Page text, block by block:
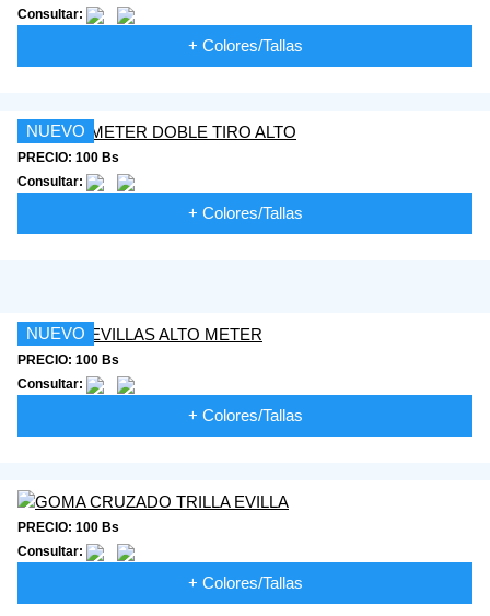
Consultar:
+ Colores/Tallas
NUEVO
PRECIO: 100 Bs
Consultar:
+ Colores/Tallas
NUEVO
PRECIO: 100 Bs
Consultar:
+ Colores/Tallas
PRECIO: 100 Bs
Consultar:
+ Colores/Tallas